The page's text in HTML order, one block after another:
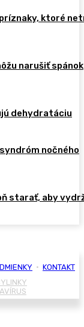
ktoré
narušiť spánok
dehydratáciu
nočného
starať, aby
• KONTAKT